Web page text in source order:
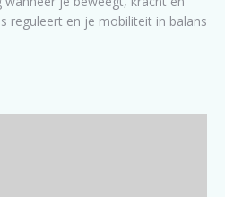
reguleert en je mobiliteit in balans